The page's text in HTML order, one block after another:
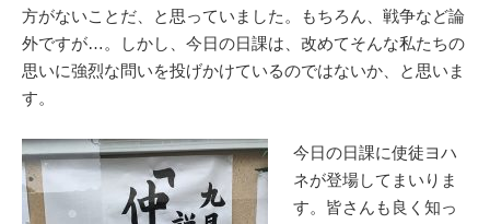
方がないことだ、と思っていました。もちろん、戦争など論
外ですが…。しかし、今日の日課は、改めてそんな私たちの
思いに強烈な問いを投げかけているのではないか、と思いま
す。
今日の日課に使徒ヨハ
ネが登場してまいりま
す。皆さんも良く知っ